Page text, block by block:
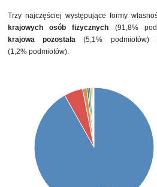
Trzy najczęściej występujące formy
krajowych osób fizycznych (91,8%
krajowa pozostała (5,1% podmiotów)
(1,2% podmiotów).